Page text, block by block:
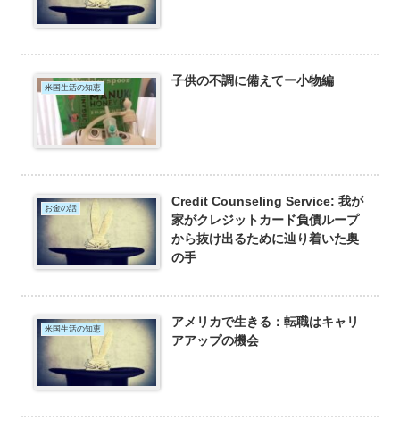
米国生活の知恵 子供の不調に備えてー小物編
お金の話
Credit Counseling Service: 我が
家がクレジットカード負債ループ
から抜け出るために辿り着いた奥
の手
米国生活の知恵
アメリカで生きる：転職はキャリ
アアップの機会